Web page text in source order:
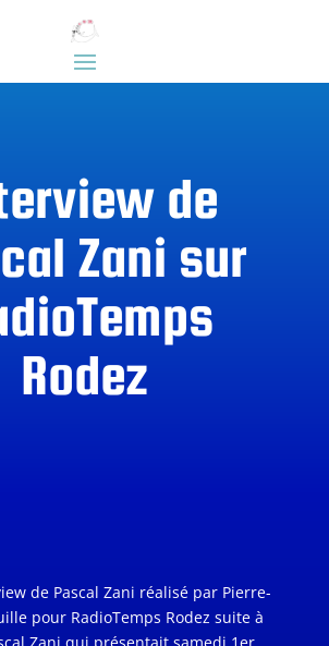
de
Zani sur
Rodez
de Pascal Zani réalisé par Pierre-
pour RadioTemps Rodez suite à